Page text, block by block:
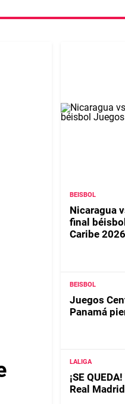
BEISBOL
Nicaragua
final
Caribe 2026
BEISBOL
Juegos
Panamá
LALIGA
¡SE
Real